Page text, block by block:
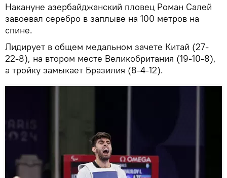
Накануне азербайджанский пловец Роман Салей
завоевал серебро в заплыве на 100 метров на
спине.
Лидирует в общем медальном зачете Китай (27-
22-8), на втором месте Великобритания (19-10-8),
а тройку замыкает Бразилия (8-4-12).